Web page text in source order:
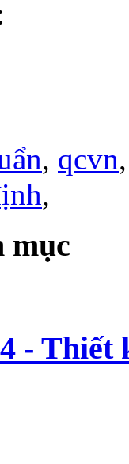
, qcvn
,
mục
- Thiết